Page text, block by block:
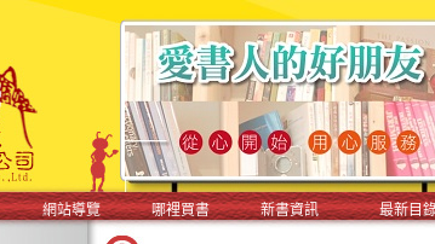
網站導覽 哪裡買書 新書資訊 最新目